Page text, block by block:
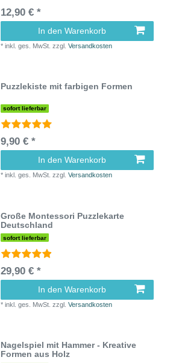
12,90 € *
In den Warenkorb
*inkl. ges. MwSt. zzgl.Versandkosten
Puzzlekiste mit farbigen Formen
sofort lieferbar
9,90 € *
In den Warenkorb
*inkl. ges. MwSt. zzgl.Versandkosten
Große Montessori Puzzlekarte
Deutschland
sofort lieferbar
29,90 € *
In den Warenkorb
*inkl. ges. MwSt. zzgl.Versandkosten
Nagelspiel mit Hammer - Kreative
Formen aus Holz